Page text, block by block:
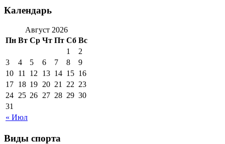
Календарь
Август 2026
Пн Вт Ср Чт Пт Сб Вс
« Июл
1
2
3
4 5 6 7 8
9
10 11 12 13 14 15 16
17 18 19 20 21 22 23
24 25 26 27 28 29 30
31
Виды спорта